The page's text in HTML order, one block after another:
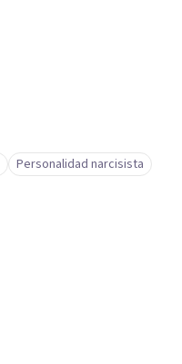
Personalidad narcisista